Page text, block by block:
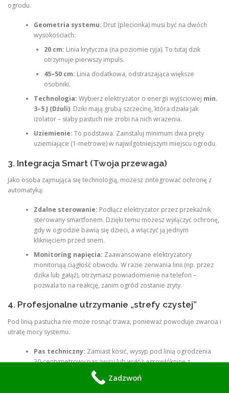
ogrodu.
Geometria systemu: Drut (plecionka) musi być na dwóch
wysokościach:
20 cm: Linia krytyczna (na poziomie ryja). To tutaj dzik
otrzymuje pierwszy impuls.
45–50 cm: Linia dodatkowa, odstraszająca większe
osobniki.
Technologia: Wybierz elektryzator o energii wyjściowej min.
3–5 J (Dżuli). Dziki mają grubą szczecinę, która działa jak
izolator – słaby pastuch nie zrobi na nich wrażenia.
Uziemienie: To podstawa. Zainstaluj minimum dwa pręty
uziemiające (1-metrowe) w najwilgotniejszym miejscu ogrodu.
3. Integracja Smart (Twoja przewaga)
Jako osoba zajmująca się technologią, możesz zintegrować ochronę z
automatyką:
Zdalne sterowanie: Podłącz elektryzator przez przekaźnik
sterowany smartfonem. Dzięki temu możesz wyłączyć ochronę,
gdy w ogrodzie bawią się dzieci, a włączyć ją jednym
kliknięciem przed snem.
Monitoring napięcia: Zaawansowane elektryzatory
monitorują ciągłość obwodu. W razie zerwania linii (np. przez
dzika lub gałąź), otrzymasz powiadomienie na telefon –
pozwala to na reakcję, zanim ogród zostanie zryty.
4. Profesjonalne utrzymanie „strefy czystej”
Pod linią pastucha nie może rosnąć trawa, ponieważ powoduje zwarcia i
utratę mocy systemu.
Pas techniczny: Zamiast kosić, wysyp pod linią ogrodzenia
30-centymetrowy pas żwiru lub wyłóż agrowłókninę z
kamieniami. To rozwiązanie techniczne, które zapewnia
szczelność systemu na lata.Zadzwoń